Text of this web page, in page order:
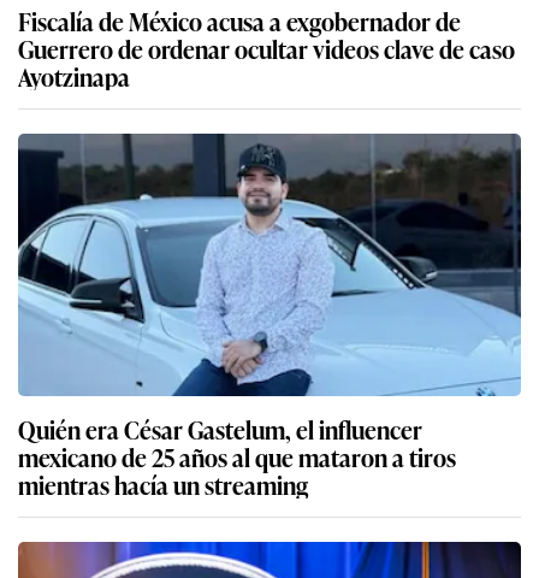
Fiscalía de México acusa a exgobernador de
Guerrero de ordenar ocultar videos clave de caso
Ayotzinapa
Quién era César Gastelum, el influencer
mexicano de 25 años al que mataron a tiros
mientras hacía un streaming